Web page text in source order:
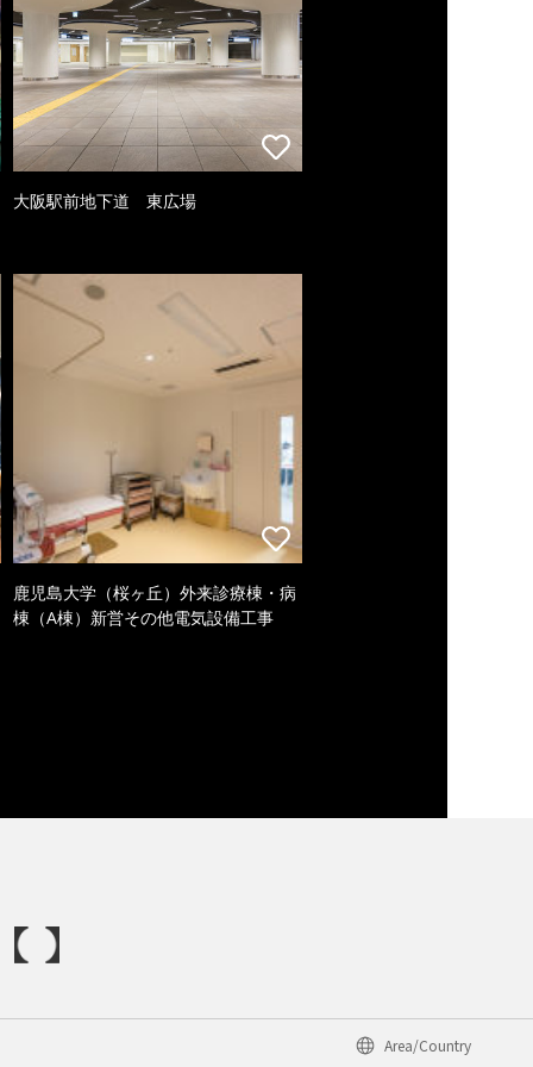
大阪駅前地下道 東広場
鹿児島大学（桜ヶ丘）外来診療棟・病
棟（A棟）新営その他電気設備工事
Area/Country